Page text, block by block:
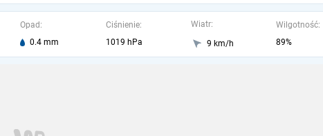
Opad:
0.4 mm
Ciśnienie:
1019 hPa
Wiatr:
9 km/h
Wilgotność:
89%